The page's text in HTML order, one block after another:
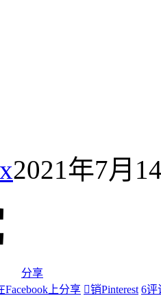
2021年7月
分享
Facebook上分享 销Pinterest 6评